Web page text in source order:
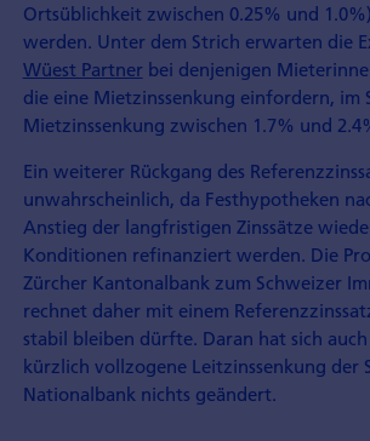
Ortsüblichkeit zwischen 0.25% und
werden. Unter dem Strich erwarten die
Wüest Partnerbei denjenigen
die eine Mietzinssenkung einfordern, im
Mietzinssenkung zwischen 1.7% und
Ein weiterer Rückgang des
unwahrscheinlich, da Festhypotheken
Anstieg der langfristigen Zinssätze
Konditionen refinanziert werden. Die
Zürcher Kantonalbank zum Schweizer
rechnet daher mit einem
stabil bleiben dürfte. Daran hat sich
kürzlich vollzogene Leitzinssenkung der
Nationalbank nichts geändert.